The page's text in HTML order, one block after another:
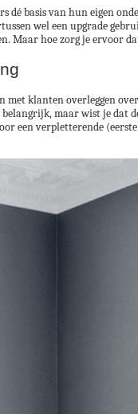
dé basis van hun eigen
wel een upgrade
Maar hoe zorg je ervoor
met klanten overleggen
maar wist je dat
een verpletterende